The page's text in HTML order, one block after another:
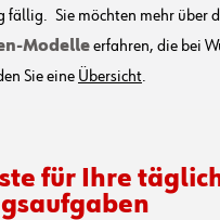
fällig. Sie möchten mehr über
Modelleerfahren, die bei
Sie eine Übersicht.
für Ihre